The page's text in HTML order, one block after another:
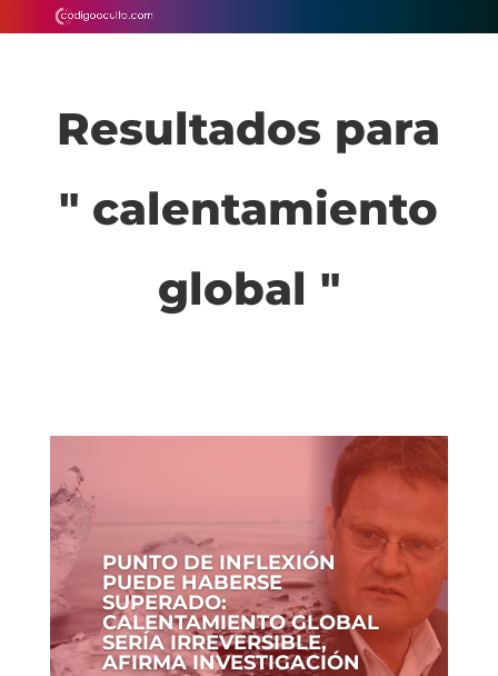
Resultados para
" calentamiento
global "
PUNTO DE INFLEXIÓN
PUEDE HABERSE
SUPERADO:
CALENTAMIENTO GLOBAL
SERÍA IRREVERSIBLE,
AFIRMA INVESTIGACIÓN